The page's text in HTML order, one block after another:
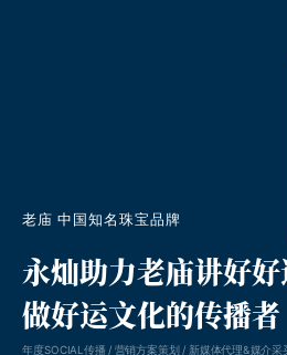
老庙 中国知名珠宝品牌
永灿助力老庙讲好
做好运文化的传播者
年度SOCIAL传播 / 营销方案策划 / 新媒体代理&媒介采